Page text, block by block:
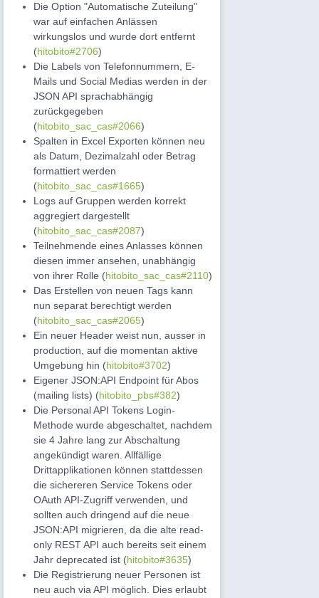
Die Option "Automatische Zuteilung"
war auf einfachen Anlässen
wirkungslos und wurde dort entfernt
(hitobito#2706)
Die Labels von Telefonnummern, E-
Mails und Social Medias werden in der
JSON API sprachabhängig
zurückgegeben
(hitobito_sac_cas#2066)
Spalten in Excel Exporten können neu
als Datum, Dezimalzahl oder Betrag
formattiert werden
(hitobito_sac_cas#1665)
Logs auf Gruppen werden korrekt
aggregiert dargestellt
(hitobito_sac_cas#2087)
Teilnehmende eines Anlasses können
diesen immer ansehen, unabhängig
von ihrer Rolle (hitobito_sac_cas#2110)
Das Erstellen von neuen Tags kann
nun separat berechtigt werden
(hitobito_sac_cas#2065)
Ein neuer Header weist nun, ausser in
production, auf die momentan aktive
Umgebung hin (hitobito#3702)
Eigener JSON:API Endpoint für Abos
(mailing lists) (hitobito_pbs#382)
Die Personal API Tokens Login-
Methode wurde abgeschaltet, nachdem
sie 4 Jahre lang zur Abschaltung
angekündigt waren. Allfällige
Drittapplikationen können stattdessen
die sichereren Service Tokens oder
OAuth API-Zugriff verwenden, und
sollten auch dringend auf die neue
JSON:API migrieren, da die alte read-
only REST API auch bereits seit einem
Jahr deprecated ist (hitobito#3635)
Die Registrierung neuer Personen ist
neu auch via API möglich. Dies erlaubt